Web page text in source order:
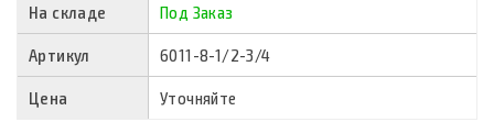
На складе Под Заказ
Артикул 6011-8-1/2-3/4
Цена Уточняйте